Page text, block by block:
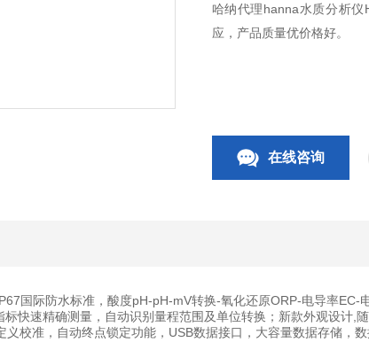
哈纳代理hanna水质分析
应，产品质量优价格好。
在线咨询
国际防水标准，酸度pH-pH-mV转换-氧化还原ORP-电导率
快速精确测量，自动识别量程范围及单位转换；新款外观设计,
校准，自动终点锁定功能，USB数据接口，大容量数据存储，